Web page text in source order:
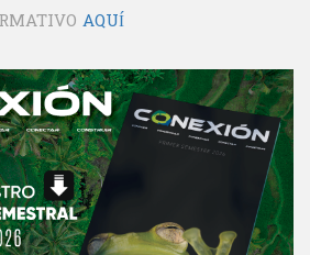
AQUÍ